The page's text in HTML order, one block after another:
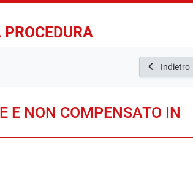
Indietro
E NON COMPENSATO IN